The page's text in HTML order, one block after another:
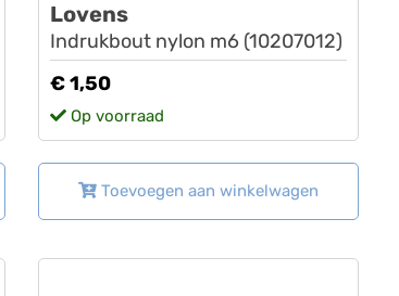
Lovens
Indrukbout nylon m6 (10207012)
€ 1,50
Op voorraad
Toevoegen aan winkelwagen